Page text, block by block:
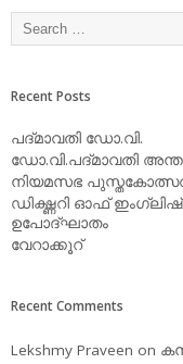
Recent Posts
പദ്മാവതി ഡോ.വി.
ഡോ.വി.പദ്മാവതി
നിയമസഭ
ഡിക്ഷ്ണറി ഓഫ്
ഉപോദ്ഘാതം
വേറാക്കൂറ്
Recent Comments
Lekshmy Praveen on